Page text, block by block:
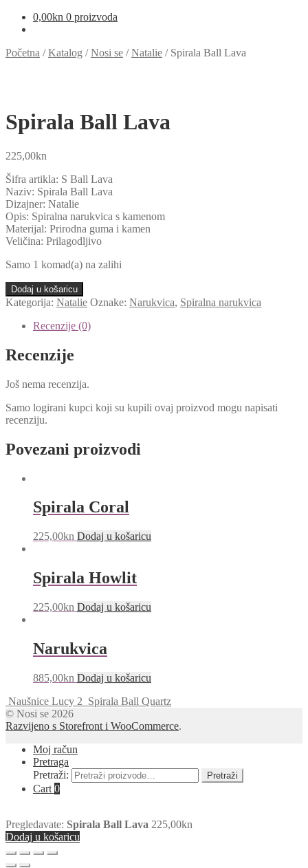
0,00kn 0 proizvoda
Početna /Katalog /Nosi se /Natalie / Spirala Ball Lava
Spirala Ball Lava
225,00kn
Šifra artikla: S Ball Lava
Naziv: Spirala Ball Lava
Dizajner: Natalie
Opis: Spiralna narukvica s kamenom
Materijal: Prirodna guma i kamen
Veličina: Prilagodljivo
Samo 1 komad(a) na zalihi
Dodaj u košaricu
Kategorija: Natalie Oznake: Narukvica, Spiralna narukvica
Recenzije (0)
Recenzije
Još nema recenzija.
Samo logirani kupci koji su kupili ovaj proizvod mogu napisati
recenziju.
Povezani proizvodi
Spirala Coral
225,00kn Dodaj u košaricu
Spirala Howlit
225,00kn Dodaj u košaricu
Narukvica
885,00kn Dodaj u košaricu
Naušnice Lucy 2 Spirala Ball Quartz
© Nosi se 2026
Razvijeno s Storefront i WooCommerce.
Moj račun
Pretraga
Pretraži:
Pretraži
Cart 0
Pregledavate: Spirala Ball Lava 225,00kn
Dodaj u košaricu